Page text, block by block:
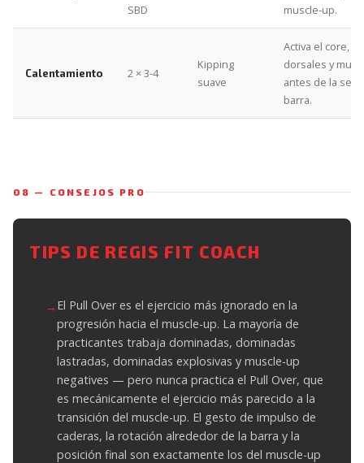
SBD
muscle-up.
Calentamiento 2 × 3-4
Kipping
suave
Activa el core,
dorsales y
antes de la
barra.
08 — CONSEJOS PRO
TIPS DE REGIS FIT COACH
El Pull Over es el ejercicio más ignorado en la
progresión hacia el muscle-up. La mayoría de
practicantes trabaja dominadas, dominadas
lastradas, dominadas explosivas y muscle-up
negatives — pero nunca practica el Pull Over, que
es mecánicamente el ejercicio más parecido a la
transición del muscle-up. El gesto de impulso de
caderas, la rotación alrededor de la barra y la
posición final son exactamente los del muscle-up